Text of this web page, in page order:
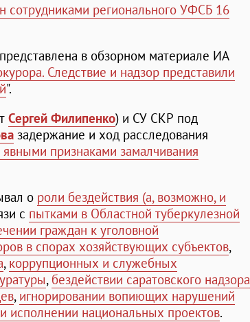
сотрудниками регионального УФСБ 16
в обзорном материале ИА
Следствие и надзор представили
".
Сергей Филипенко) и СУ СКР под
задержание и ход расследования
признаками замалчивания
о роли бездействия (а, возможно, и
с пытками в Областной туберкулезной
граждан к уголовной
в спорах хозяйствующих субъектов,
, коррупционных и служебных
, бездействии саратовского надзора
, игнорировании вопиющих нарушений
исполнении национальных проектов.